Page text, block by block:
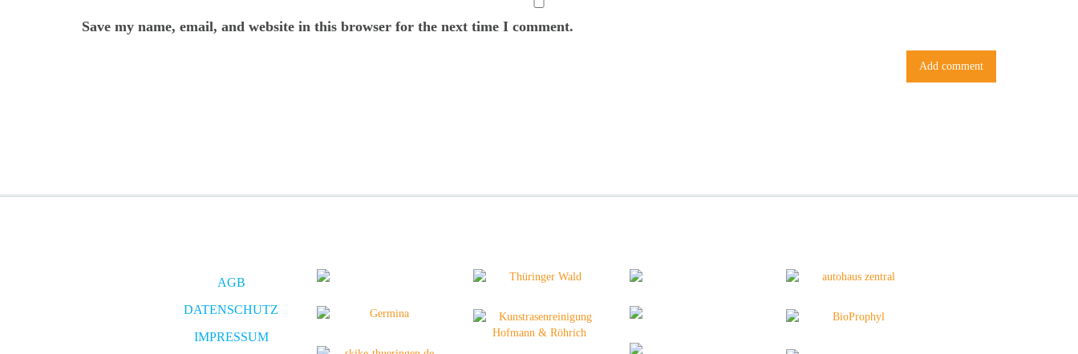
Save my name, email, and website in this browser for the next time I comment.
AGB
DATENSCHUTZ
IMPRESSUM